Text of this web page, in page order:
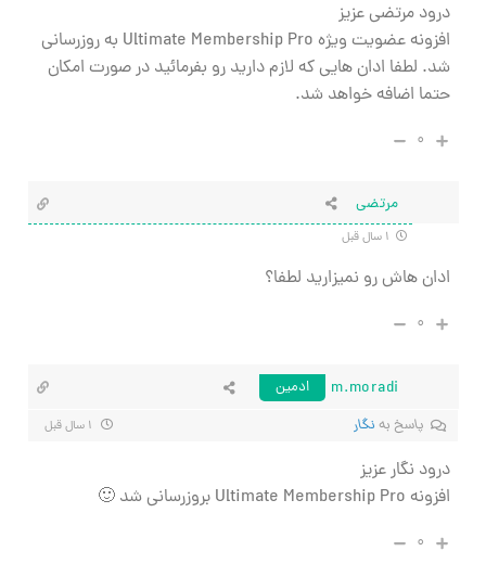
درود مرتضی عزیز
افزونه عضویت ویژه Ultimate Membership Pro به روزرسانی
شد. لطفا ادان هایی که لازم دارید رو بفرمائید در صورت امکان
حتما اضافه خواهد شد.
۰
مرتضی
ادان هاش رو نمیزارید لطفا؟
۰
m.moradi
ادمین
پاسخ به نگار
درود نگار عزیز
افزونه Ultimate Membership Pro بروزرسانی شد 🙂
۰